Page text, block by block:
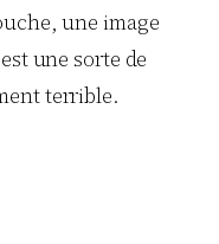
une image
une sorte de
terrible.